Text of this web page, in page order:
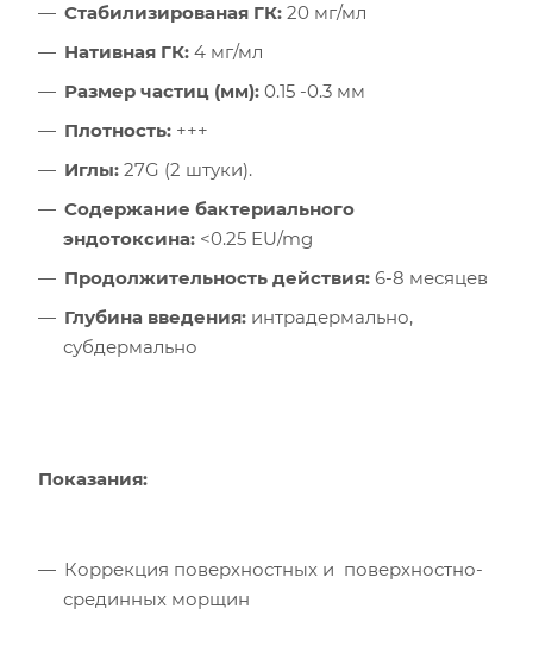
Стабилизированая ГК: 20 мг/мл
Нативная ГК: 4 мг/мл
Размер частиц (мм): 0.15 -0.3 мм
Плотность: +++
Иглы: 27G (2 штуки).
Содержание бактериального
эндотоксина: <0.25 EU/mg
Продолжительность действия: 6-8 месяцев
Глубина введения: интрадермально,
субдермально
Показания:
Коррекция поверхностных и поверхностно-
срединных морщин